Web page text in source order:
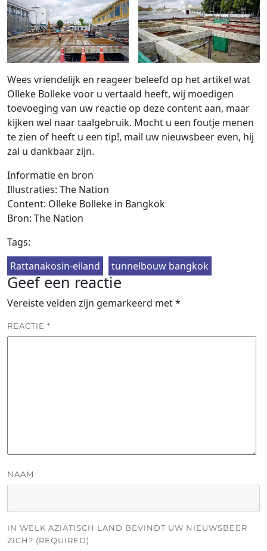
Wees vriendelijk en reageer beleefd op het artikel wat
Olleke Bolleke voor u vertaald heeft, wij moedigen
toevoeging van uw reactie op deze content aan, maar
kijken wel naar taalgebruik. Mocht u een foutje menen
te zien of heeft u een tip!, mail uw nieuwsbeer even, hij
zal u dankbaar zijn.
Informatie en bron
Illustraties: The Nation
Content: Olleke Bolleke in Bangkok
Bron: The Nation
Tags:
Rattanakosin-eiland
tunnelbouw bangkok
Geef een reactie
Vereiste velden zijn gemarkeerd met*
REACTIE *
NAAM
IN WELK AZIATISCH LAND BEVINDT UW NIEUWSBEER
ZICH? (REQUIRED)